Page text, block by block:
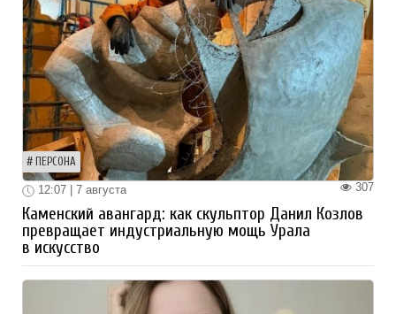
ПЕРСОНА
307
12:07 | 7 августа
Каменский авангард: как скульптор Данил Козлов
превращает индустриальную мощь Урала
в искусство